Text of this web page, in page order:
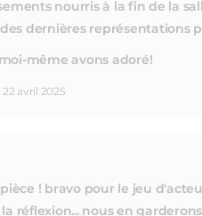
nourris à la fin de la
dernières représentations
même avons adoré!
22 avril 2025
! bravo pour le jeu
réflexion... nous en